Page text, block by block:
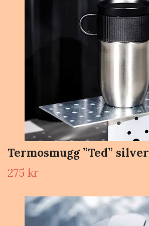
Termosmugg ”Ted” silver
275 kr